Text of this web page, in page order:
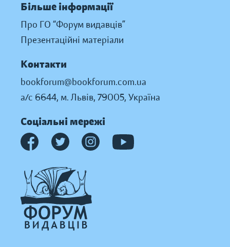
Більше інформації
Про ГО “Форум видавців”
Презентаційні матеріали
Контакти
bookforum@bookforum.com.ua
а/с 6644, м. Львів, 79005, Україна
Соціальні мережі